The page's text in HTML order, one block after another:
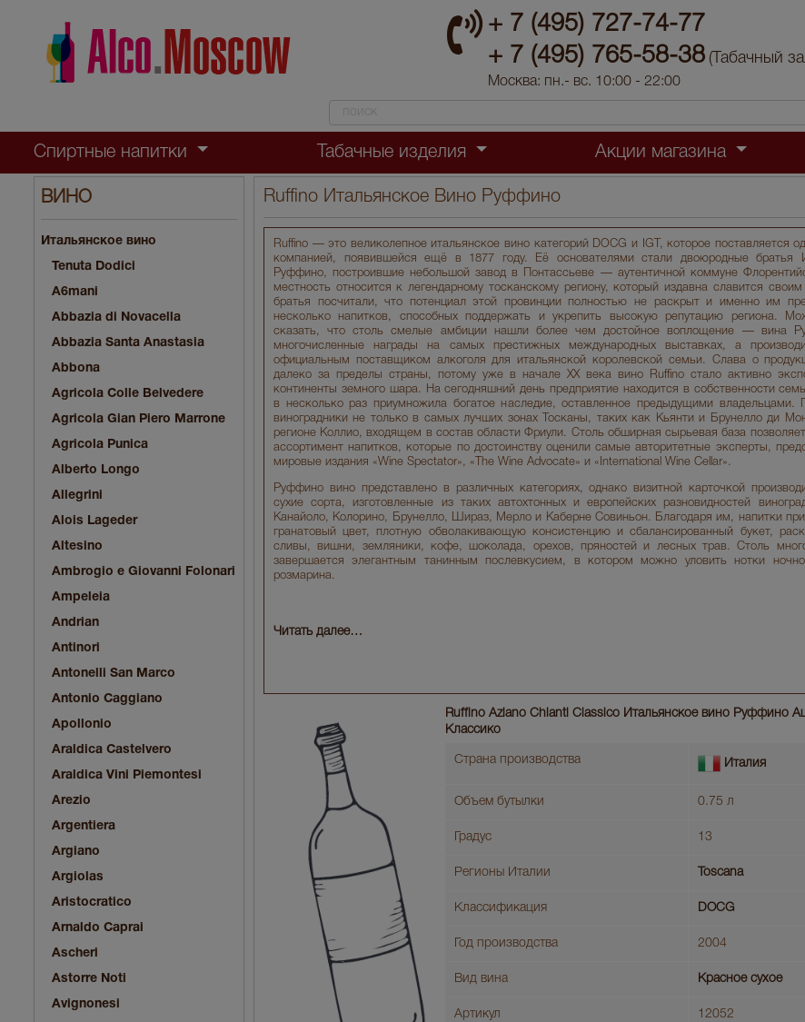
+ 7 (495) 727-74-77
+ 7 (495) 765-58-38 (Табачный
Москва: пн.- вс. 10:00 - 22:00
Спиртные напитки Табачные изделия Акции магазина
ВИНО
Итальянское вино
Tenuta Dodici
A6mani
Abbazia di Novacella
Abbazia Santa Anastasia
Abbona
Agricola Colle Belvedere
Agricola Gian Piero Marrone
Agricola Punica
Alberto Longo
Allegrini
Alois Lageder
Altesino
Ambrogio e Giovanni Folonari
Ampeleia
Andrian
Antinori
Antonelli San Marco
Antonio Caggiano
Apollonio
Araldica Castelvero
Araldica Vini Piemontesi
Arezio
Argentiera
Argiano
Argiolas
Aristocratico
Arnaldo Caprai
Ascheri
Astorre Noti
Avignonesi
Ruffino Итальянское Вино Руффино
Ruffino — это великолепное итальянское вино категорий DOCG и IGT, которое поставляется
компанией, появившейся ещё в 1877 году. Её основателями стали двоюродные братья
Руффино, построившие небольшой завод в Понтассьеве — аутентичной коммуне
местность относится к легендарному тосканскому региону, который издавна славится
братья посчитали, что потенциал этой провинции полностью не раскрыт и именно им
несколько напитков, способных поддержать и укрепить высокую репутацию региона.
сказать, что столь смелые амбиции нашли более чем достойное воплощение — вина
многочисленные награды на самых престижных международных выставках, а
официальным поставщиком алкоголя для итальянской королевской семьи. Слава о
далеко за пределы страны, потому уже в начале XX века вино Ruffino стало активно
континенты земного шара. На сегодняшний день предприятие находится в собственности
в несколько раз приумножила богатое наследие, оставленное предыдущими владельцами.
виноградники не только в самых лучших зонах Тосканы, таких как Кьянти и Брунелло ди
регионе Коллио, входящем в состав области Фриули. Столь обширная сырьевая база
ассортимент напитков, которые по достоинству оценили самые авторитетные эксперты,
мировые издания «Wine Spectator», «The Wine Advocate» и «International Wine Сellar».
Руффино вино представлено в различных категориях, однако визитной карточкой
сухие сорта, изготовленные из таких автохтонных и европейских разновидностей
Канайоло, Колорино, Брунелло, Шираз, Мерло и Каберне Совиньон. Благодаря им, напитки
гранатовый цвет, плотную обволакивающую консистенцию и сбалансированный букет,
сливы, вишни, земляники, кофе, шоколада, орехов, пряностей и лесных трав. Столь
завершается элегантным танинным послевкусием, в котором можно уловить нотки
розмарина.
Читать далее…
Ruffino Aziano Chianti Classico Итальянское вино Руффино
Классико
Страна производства Италия
Объем бутылки 0.75 л
Градус 13
Регионы Италии Toscana
Классификация DOCG
Год производства 2004
Вид вина Красное сухое
Артикул 12052